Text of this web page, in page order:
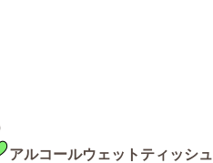
アルコールウェットティッシュ